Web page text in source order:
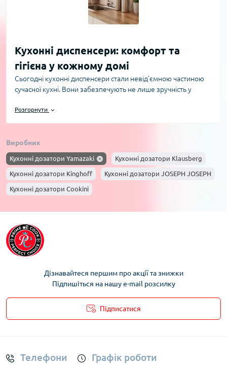
Кухонні диспенсери: комфорт та
гігієна у кожному домі
Сьогодні кухонні диспенсери стали невід’ємною частиною
сучасної кухні. Вони забезпечують не лише зручність у
приготування їжі. Інтернет-магазин PrimeCook пропонує
антибактеріальних засобів.
Види кухонних диспенсерів та їх
особливості
Диспенсери для мила та дезінфекційних засобів
зручно і гігієнічно отримати необхідну кількість мила, не
торкаючись поверхонь руками. Це особливо важливо в
умовах пандемії або приготування їжі для великої родини.
Для кулінарів, які цінують порядок на кухні, ідеальними
стануть диспенсери для різних соусів, олії та оцту. Вони
дозволяють дозувати точно необхідну кількість, що
допомагає уникнути перевитрат та забезпечує чистоту
робочої поверхні.
комфорту
Розгорнути
Виробник
Кухонні дозатори Yamazaki Кухонні дозатори Klausberg
Кухонні дозатори Kinghoff Кухонні дозатори JOSEPH JOSEPH
Кухонні дозатори Cookini
Дізнавайтеся першим про акції та знижки
Підпишіться на нашу e-mail розсилку
Підписатися
Телефони Графік роботи